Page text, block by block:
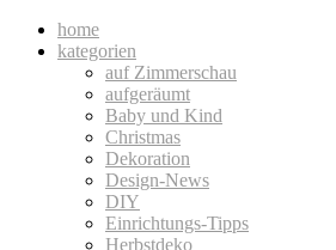
home
kategorien
auf Zimmerschau
aufgeräumt
Baby und Kind
Christmas
Dekoration
Design-News
DIY
Einrichtungs-Tipps
Herbstdeko